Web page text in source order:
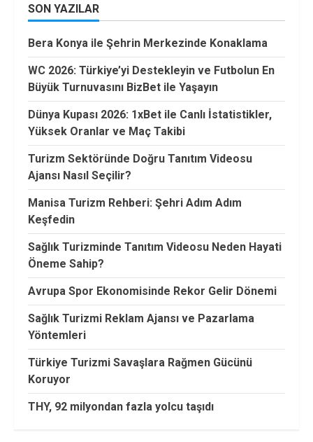
SON YAZILAR
Bera Konya ile Şehrin Merkezinde Konaklama
WC 2026: Türkiye’yi Destekleyin ve Futbolun En
Büyük Turnuvasını BizBet ile Yaşayın
Dünya Kupası 2026: 1xBet ile Canlı İstatistikler,
Yüksek Oranlar ve Maç Takibi
Turizm Sektöründe Doğru Tanıtım Videosu
Ajansı Nasıl Seçilir?
Manisa Turizm Rehberi: Şehri Adım Adım
Keşfedin
Sağlık Turizminde Tanıtım Videosu Neden Hayati
Öneme Sahip?
Avrupa Spor Ekonomisinde Rekor Gelir Dönemi
Sağlık Turizmi Reklam Ajansı ve Pazarlama
Yöntemleri
Türkiye Turizmi Savaşlara Rağmen Gücünü
Koruyor
THY, 92 milyondan fazla yolcu taşıdı